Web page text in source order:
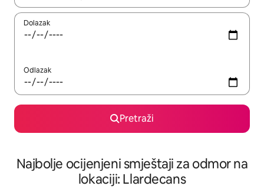
Dolazak
Odlazak
Pretraži
Najbolje ocijenjeni smještaji za odmor na
lokaciji: Llardecans